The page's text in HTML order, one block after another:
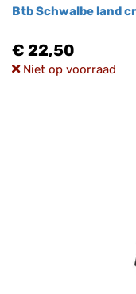
Btb Schwalbe land
€ 22,50
Niet op voorraad